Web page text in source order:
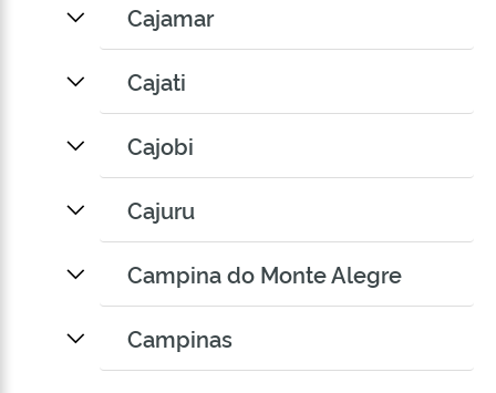
Cajamar
Cajati
Cajobi
Cajuru
Campina do Monte Alegre
Campinas